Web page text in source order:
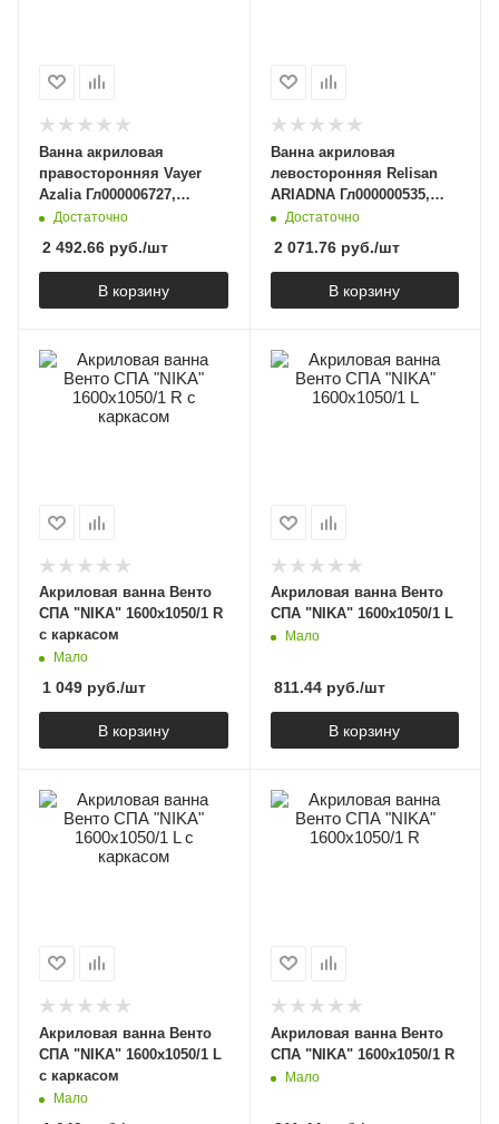
Ванна акриловая
правосторонняя Vayer
Azalia Гл000006727,
160x105
Достаточно
2 492.66 руб./шт
В корзину
Ванна акриловая
левосторонняя Relisan
ARIADNA Гл000000535,
160x105
Достаточно
2 071.76руб./шт
В корзину
Акриловая ванна Венто
СПА "NIKA" 1600х1050/1 R
с каркасом
Мало
1 049 руб./шт
В корзину
Акриловая ванна Венто
СПА "NIKA" 1600х1050/1 L
Мало
811.44руб./шт
В корзину
Акриловая ванна Венто
СПА "NIKA" 1600х1050/1 L
с каркасом
Мало
Акриловая ванна Венто
СПА "NIKA" 1600х1050/1 R
Мало